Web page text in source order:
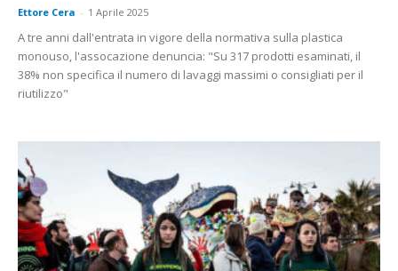
Ettore Cera - 1 Aprile 2025
A tre anni dall'entrata in vigore della normativa sulla plastica
monouso, l'assocazione denuncia: "Su 317 prodotti esaminati, il
38% non specifica il numero di lavaggi massimi o consigliati per il
riutilizzo"